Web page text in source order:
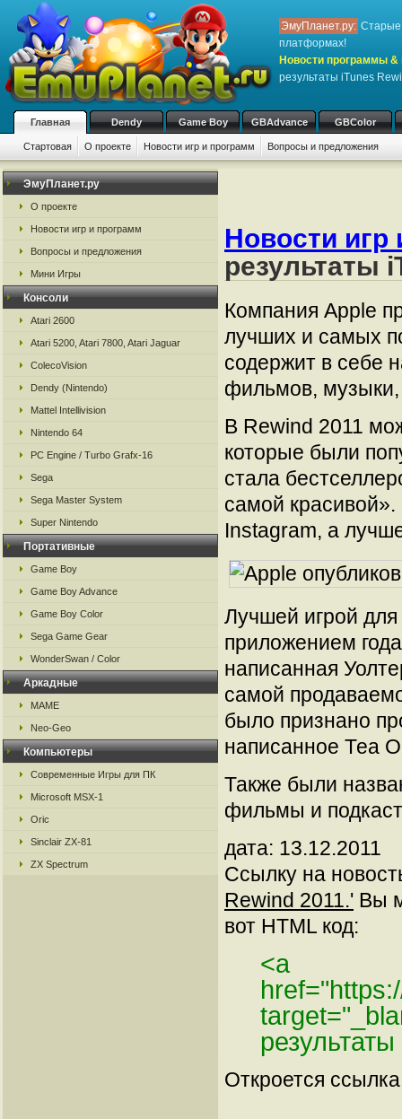
ЭмуПланет.ру: Старые
платформах!
Новости программы &
результаты iTunes
Главная Dendy Game Boy GBAdvance GBColor
Стартовая О проекте Новости игр и программ Вопросы и предложения
ЭмуПланет.ру
О проекте
Новости игр и программ
Вопросы и предложения
Мини Игры
Консоли
Atari 2600
Atari 5200, Atari 7800, Atari Jaguar
ColecoVision
Dendy (Nintendo)
Mattel Intellivision
Nintendo 64
PC Engine / Turbo Grafx-16
Sega
Sega Master System
Super Nintendo
Портативные
Game Boy
Game Boy Advance
Game Boy Color
Sega Game Gear
WonderSwan / Color
Аркадные
MAME
Neo-Geo
Компьютеры
Современные Игры для ПК
Microsoft MSX-1
Oric
Sinclair ZX-81
ZX Spectrum
Новости игр
результаты
Компания Apple
лучших и самых
содержит в себе
фильмов, музыки,
В Rewind 2011
которые были
стала
самой
Instagram, а
Лучшей игрой
приложением
написанная
самой
было признано
написанное Теа
Также были
фильмы и
дата: 13.12.2011
Ссылку на
Rewind 2011.' Вы
вот HTML код:
<a
Откроется